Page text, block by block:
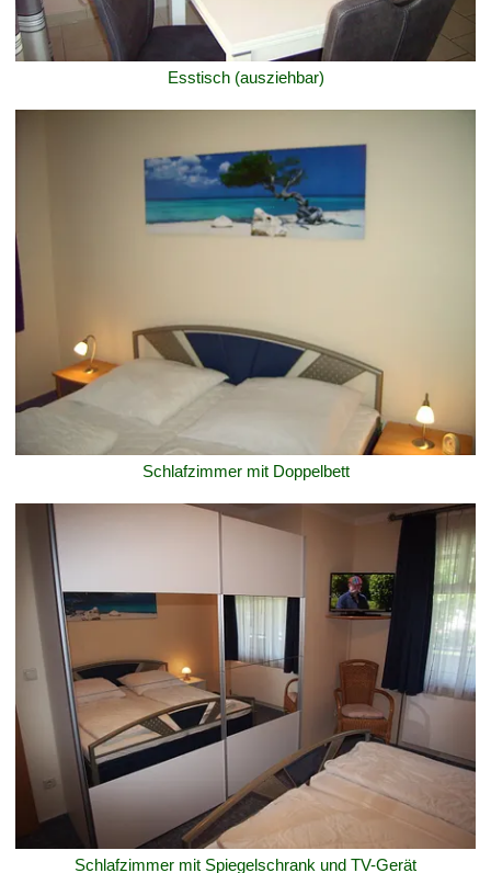
Esstisch (ausziehbar)
Schlafzimmer mit Doppelbett
Schlafzimmer mit Spiegelschrank und TV-Gerät